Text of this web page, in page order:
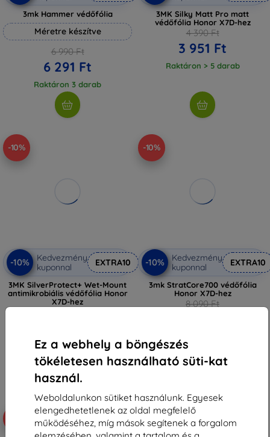
Ez a webhely a böngészés
tökéletesen használható süti-kat
használ.
Weboldalunkon sütiket használunk. Egyesek
elengedhetetlenek az oldal megfelelő
működéséhez, míg mások segítenek a forgalom
3mk Hammer védőfólia
Méretre készítve
6 990 Ft
6 291 Ft
Raktáron 3 darab
3MK Silky Matt Pro matt
védőfólia Honor X7D-hez
4 390 Ft
3 951 Ft
Raktáron > 5 darab
-10%
-10%
Kedvezmény
kuponnal
EXTRA10
3MK SilverProtect+ Wet-Mount
antimikrobiális védőfólia Honor
X7D-hez
Raktáron > 5 darab
-10%
-10%
Kedvezmény
kuponnal
EXTRA10
3mk StratCore700 védőfólia
Honor X7D-hez
8 090 Ft